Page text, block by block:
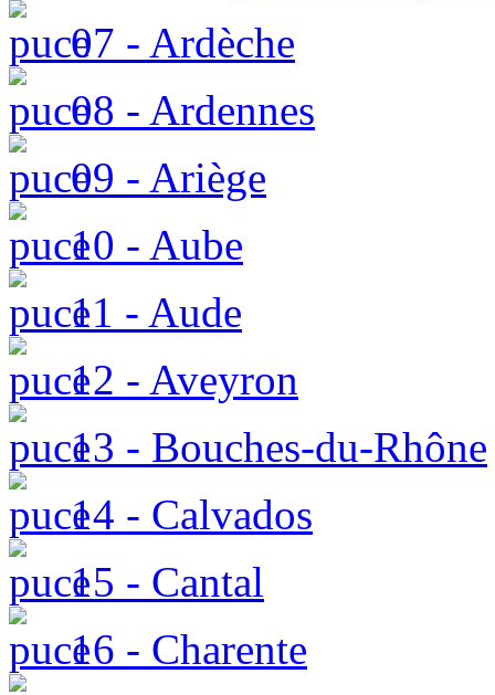
07 - Ardèche
08 - Ardennes
09 - Ariège
10 - Aube
11 - Aude
12 - Aveyron
13 - Bouches-du-Rhône
14 - Calvados
15 - Cantal
16 - Charente